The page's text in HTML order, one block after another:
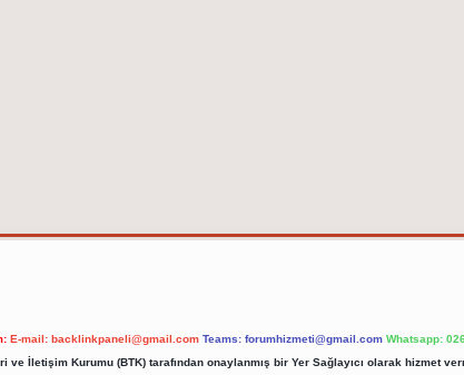
E-mail: backlinkpaneli@gmail.com Teams: forumhizmeti@gmail.com Whatsapp:
ve İletişim Kurumu (BTK) tarafından onaylanmış bir Yer Sağlayıcı olarak hizmet